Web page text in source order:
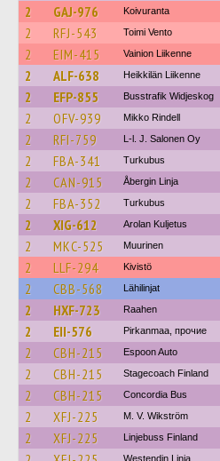
2 GAJ-976 Koivuranta
2 RFJ-543 Toimi Vento
2 EIM-415 Vainion Liikenne
2 ALF-638 Heikkilän Liikenne
2 EFP-855 Busstrafik Widjeskog
2 OFV-939 Mikko Rindell
2 RFI-759 L-l. J. Salonen Oy
2 FBA-341 Turkubus
2 CAN-915 Åbergin Linja
2 FBA-352 Turkubus
2 XIG-612 Arolan Kuljetus
2 MKC-525 Muurinen
2 LLF-294 Kivistö
2 CBB-568 Lähilinjat
2 HXF-723 Raahen
2 EII-576 Pirkanmaa, прочие
2 CBH-215 Espoon Auto
2 CBH-215 Stagecoach Finland
2 CBH-215 Concordia Bus
2 XFJ-225 M. V. Wikström
2 XFJ-225 Linjebuss Finland
Westendin Linja